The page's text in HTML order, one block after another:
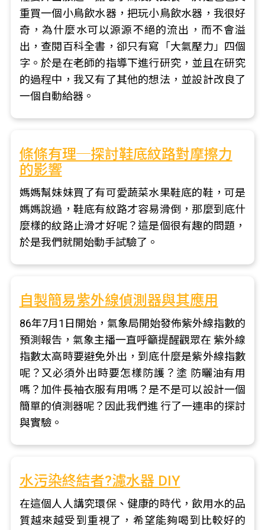
重買一個小鳥飲水器，把玩小鳥飲水器，我很好
奇，為什麼水可以源源不絕的流出，而不會溢
出，查閱百科全書，卻只有寫「大氣壓力」四個
字。於是在老師的指導下進行研究，並且在研究
的過程中，我又有了其他的想法，並設計改良了
一個自動給器。
條條有理─探討鞋底紋路對摩擦力
的影響
媽媽幫妹妹買了有可愛蔬菜水果鞋底的鞋，可是
媽媽說過，鞋底有紋路才容易滑倒，那麼到底什
麼樣的紋路止滑才好呢？這是個很有趣的問題，
於是我們就開始動手試驗了。
自製簡易紫外線偵測器與其應用
86年7月1日開始，氣象局開始發佈紫外線指數的
預測報告，氣象主播一直呼籲提醒觀眾在 紫外線
指數太高時要避免外出，到底什麼是紫外線指數
呢？又必須外出時要怎樣防護？塗 防曬油有用
嗎？加件長袖衣服有用嗎？是不是可以設計一個
簡單的偵測器呢？因此我們進 行了一連串的探討
與實驗。
水污染終結者?濾水器 DIY
在這個人人講究環保、健康的時代，飲用水的品
質越來越受到重視了，希望能夠喝到比較好的